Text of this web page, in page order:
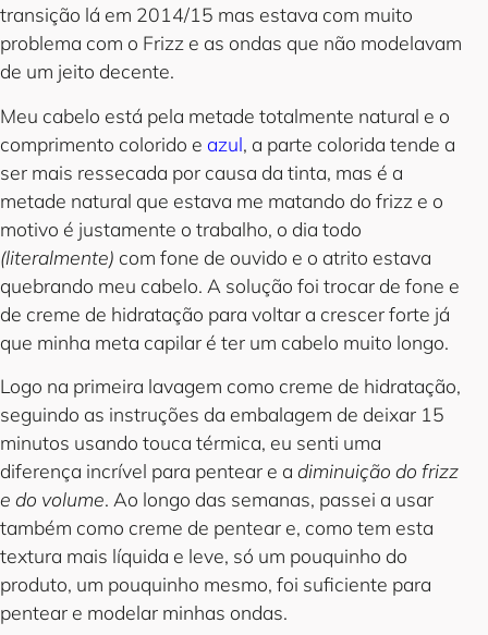
transição lá em 2014/15 mas estava com muito
problema com o Frizz e as ondas que não modelavam
de um jeito decente.
Meu cabelo está pela metade totalmente natural e o
comprimento colorido e azul, a parte colorida tende a
ser mais ressecada por causa da tinta, mas é a
metade natural que estava me matando do frizz e o
motivo é justamente o trabalho, o dia todo
(literalmente) com fone de ouvido e o atrito estava
quebrando meu cabelo. A solução foi trocar de fone e
de creme de hidratação para voltar a crescer forte já
que minha meta capilar é ter um cabelo muito longo.
Logo na primeira lavagem como creme de hidratação,
seguindo as instruções da embalagem de deixar 15
minutos usando touca térmica, eu senti uma
diferença incrível para pentear e a diminuição do frizz
e do volume. Ao longo das semanas, passei a usar
também como creme de pentear e, como tem esta
textura mais líquida e leve, só um pouquinho do
produto, um pouquinho mesmo, foi suficiente para
pentear e modelar minhas ondas.